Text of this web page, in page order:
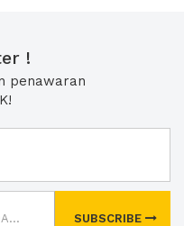
!
penawaran
SUBSCRIBE